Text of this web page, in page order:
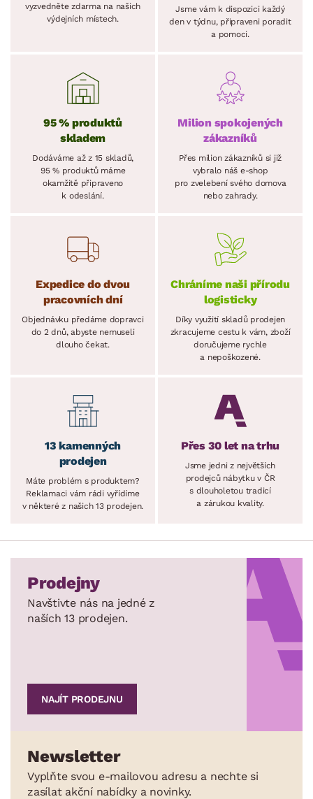
vyzvedněte zdarma na našich
výdejních místech.
Jsme vám k dispozici každý
den v týdnu, připraveni poradit
a pomoci.
95 % produktů
skladem
Dodáváme až z 15 skladů,
95 % produktů máme
okamžitě připraveno
k odeslání.
Milion spokojených
zákazníků
Přes milion zákazníků si již
vybralo náš e-shop
pro zvelebení svého domova
nebo zahrady.
Expedice do dvou
pracovních dní
Objednávku předáme dopravci
do 2 dnů, abyste nemuseli
dlouho čekat.
Chráníme naši přírodu
logisticky
Díky využití skladů prodejen
zkracujeme cestu k vám, zboží
doručujeme rychle
a nepoškozené.
13 kamenných
prodejen
Máte problém s produktem?
Reklamaci vám rádi vyřídíme
v některé z našich 13 prodejen.
Přes 30 let na trhu
Jsme jedni z největších
prodejců nábytku v ČR
s dlouholetou tradicí
a zárukou kvality.
Prodejny
Navštivte nás na jedné z
naších 13 prodejen.
NAJÍT PRODEJNU
Newsletter
Vyplňte svou e-mailovou adresu a nechte si
zasílat akční nabídky a novinky.